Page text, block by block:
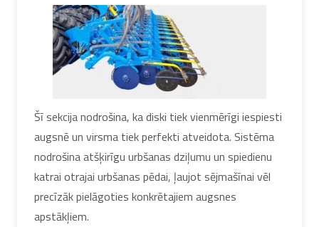
Šī sekcija nodrošina, ka diski tiek vienmērīgi iespiesti
augsnē un virsma tiek perfekti atveidota. Sistēma
nodrošina atšķirīgu urbšanas dziļumu un spiedienu
katrai otrajai urbšanas pēdai, ļaujot sējmašīnai vēl
precīzāk pielāgoties konkrētajiem augsnes
apstākļiem.